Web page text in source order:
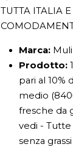
TUTTA ITALIA
Marca:
Prodotto:
pari al
medio
fresche da
vedi -
senza